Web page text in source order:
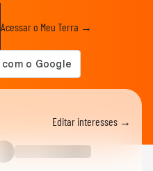
Acessar o Meu Terra →
Editar interesses →